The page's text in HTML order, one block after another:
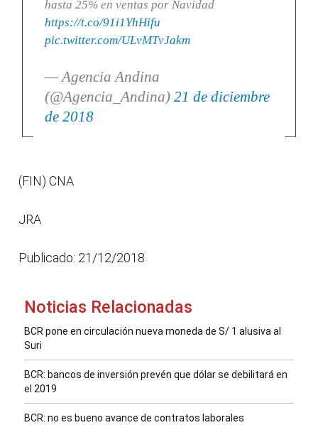
hasta 25% en ventas por Navidad
https://t.co/91i1YhHifu
pic.twitter.com/ULvMTvJakm
— Agencia Andina
(@Agencia_Andina) 21 de diciembre
de 2018
(FIN) CNA
JRA
Publicado: 21/12/2018
Noticias Relacionadas
BCR pone en circulación nueva moneda de S/ 1 alusiva al
Suri
BCR: bancos de inversión prevén que dólar se debilitará en
el 2019
BCR: no es bueno avance de contratos laborales